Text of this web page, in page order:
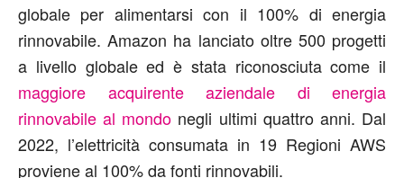
globale per alimentarsi con il 100% di energia
rinnovabile. Amazon ha lanciato oltre 500 progetti
a livello globale ed è stata riconosciuta come il
maggiore acquirente aziendale di energia
rinnovabile al mondo negli ultimi quattro anni. Dal
2022, l’elettricità consumata in 19 Regioni AWS
proviene al 100% da fonti rinnovabili.